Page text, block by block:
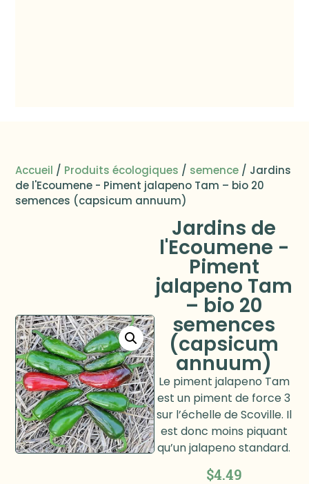
Accueil / Produits écologiques / semence / Jardins
de l'Ecoumene - Piment jalapeno Tam – bio 20
semences (capsicum annuum)
Jardins de
l'Ecoumene -
Piment
jalapeno Tam
– bio 20
semences
(capsicum
annuum)
Le piment jalapeno Tam
est un piment de force 3
sur l’échelle de Scoville. Il
est donc moins piquant
qu’un jalapeno standard.
$4.49